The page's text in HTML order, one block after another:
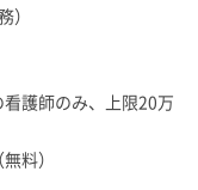
）
護師のみ、上限20万
料）